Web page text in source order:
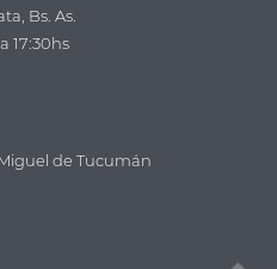
Bs. As.
17:30hs
de Tucumán